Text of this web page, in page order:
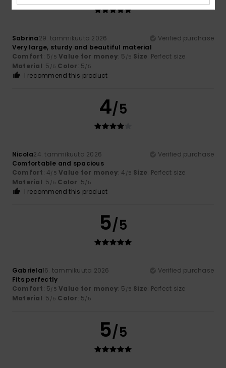
Sabrina29. tammikuuta 2026
Verified purchase
Very large, sturdy and beautiful material
Comfort: 5/5 Value for money: 5 /5 Size: Perfect size
Material: 5 /5 Color: 5/5
I recommend this product
4/5
Nicola24. tammikuuta 2026
Verified purchase
Comfortable and spacious
Comfort: 4/5 Value for money: 4 /5 Size: Perfect size
Material: 5 /5 Color: 5/5
I recommend this product
5/5
Gabriela16. tammikuuta 2026
Verified purchase
Fits perfectly
Comfort: 5/5 Value for money: 5 /5 Size: Perfect size
Material: 5 /5 Color: 5/5
5/5